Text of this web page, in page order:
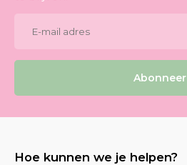
Abonneer
Hoe kunnen we je helpen?